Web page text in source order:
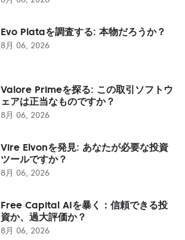
Evo Plataを調査する: 本物だろうか？
8月 06, 2026
Valore Primeを探る: この取引ソフトウ
ェアは正当なものですか？
8月 06, 2026
Vire Elvonを発見: あなたが必要な投資
ツールですか？
8月 06, 2026
Free Capital AIを暴く：信頼できる投
資か、過大評価か？
8月 06, 2026